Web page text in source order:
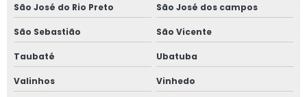
São José do Rio Preto São José dos campos
São Sebastião São Vicente
Taubaté Ubatuba
Valinhos Vinhedo